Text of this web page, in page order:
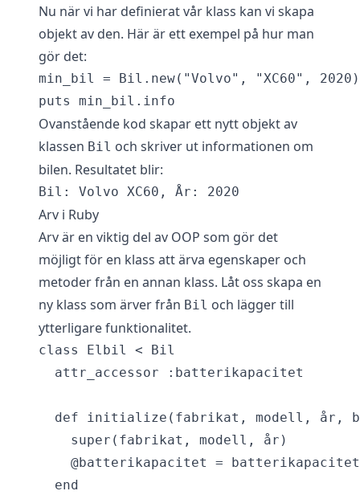
Nu när vi har definierat vår klass kan vi skapa
objekt av den. Här är ett exempel på hur man
gör det:
min_bil = Bil.new("Volvo", "XC60", 2020)
Ovanstående kod skapar ett nytt objekt av
klassen Bil och skriver ut informationen om
bilen. Resultatet blir:
Arv i Ruby
Arv är en viktig del av OOP som gör det
möjligt för en klass att ärva egenskaper och
metoder från en annan klass. Låt oss skapa en
ny klass som ärver från Bil och lägger till
ytterligare funktionalitet.
class Elbil < Bil
  attr_accessor :batterikapacitet
def initialize(fabrikat, modell, år,
    super(fabrikat, modell, år)
    @batterikapacitet = batterikapacitet
  end